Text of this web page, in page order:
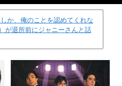
しか、俺のことを認めてくれな
退所前にジャニーさんと話